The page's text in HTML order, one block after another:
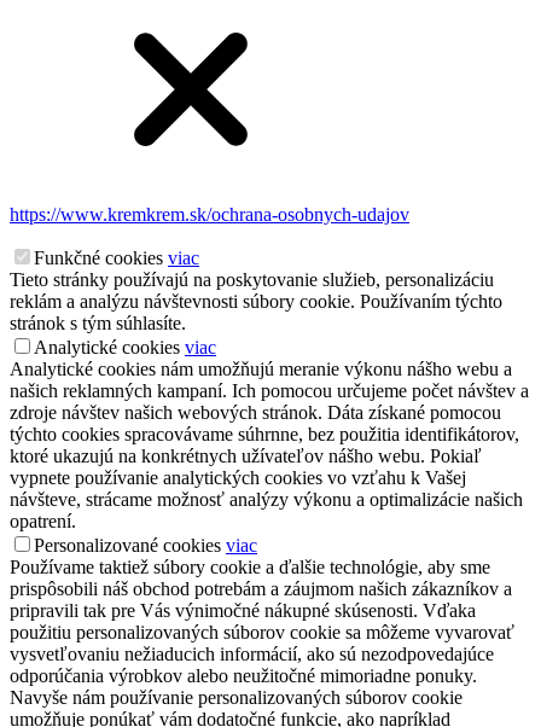
https://www.kremkrem.sk/ochrana-osobnych-udajov
Funkčné cookies viac
Tieto stránky používajú na poskytovanie služieb, personalizáciu
reklám a analýzu návštevnosti súbory cookie. Používaním týchto
stránok s tým súhlasíte.
Analytické cookies viac
Analytické cookies nám umožňujú meranie výkonu nášho webu a
našich reklamných kampaní. Ich pomocou určujeme počet návštev a
zdroje návštev našich webových stránok. Dáta získané pomocou
týchto cookies spracovávame súhrnne, bez použitia identifikátorov,
ktoré ukazujú na konkrétnych užívateľov nášho webu. Pokiaľ
vypnete používanie analytických cookies vo vzťahu k Vašej
návšteve, strácame možnosť analýzy výkonu a optimalizácie našich
opatrení.
Personalizované cookies viac
Používame taktiež súbory cookie a ďalšie technológie, aby sme
prispôsobili náš obchod potrebám a záujmom našich zákazníkov a
pripravili tak pre Vás výnimočné nákupné skúsenosti. Vďaka
použitiu personalizovaných súborov cookie sa môžeme vyvarovať
vysvetľovaniu nežiaducich informácií, ako sú nezodpovedajúce
odporúčania výrobkov alebo neužitočné mimoriadne ponuky.
Navyše nám používanie personalizovaných súborov cookie
umožňuje ponúkať vám dodatočné funkcie, ako napríklad